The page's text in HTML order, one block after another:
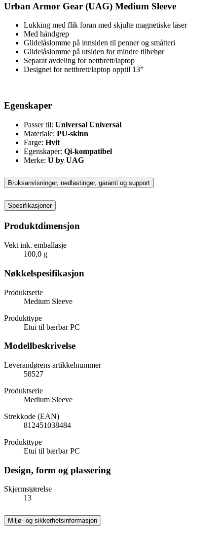
Urban Armor Gear (UAG) Medium Sleeve
Lukking med flik foran med skjulte magnetiske låser
Med håndgrep
Glidelåslomme på innsiden til penner og småtteri
Glidelåslomme på utsiden for mindre tilbehør
Separat avdeling for nettbrett/laptop
Designet for nettbrett/laptop opptil 13”
Egenskaper
Passer til: Universal Universal
Materiale: PU-skinn
Farge: Hvit
Egenskaper: Qi-kompatibel
Merke: U by UAG
Bruksanvisninger, nedlastinger, garanti og support
Spesifikasjoner
Produktdimensjon
Vekt ink. emballasje
100,0 g
Nøkkelspesifikasjon
Produktserie
Medium Sleeve
Produkttype
Etui til bærbar PC
Modellbeskrivelse
Leverandørens artikkelnummer
58527
Produktserie
Medium Sleeve
Strekkode (EAN)
812451038484
Produkttype
Etui til bærbar PC
Design, form og plassering
Skjermstørrelse
13
Miljø- og sikkerhetsinformasjon